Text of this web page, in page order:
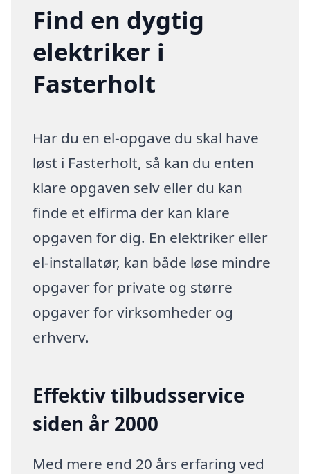
Find en dygtig
elektriker i
Fasterholt
Har du en el-opgave du skal have
løst i Fasterholt, så kan du enten
klare opgaven selv eller du kan
finde et elfirma der kan klare
opgaven for dig. En elektriker eller
el-installatør, kan både løse mindre
opgaver for private og større
opgaver for virksomheder og
erhverv.
Effektiv tilbudsservice
siden år 2000
Med mere end 20 års erfaring ved